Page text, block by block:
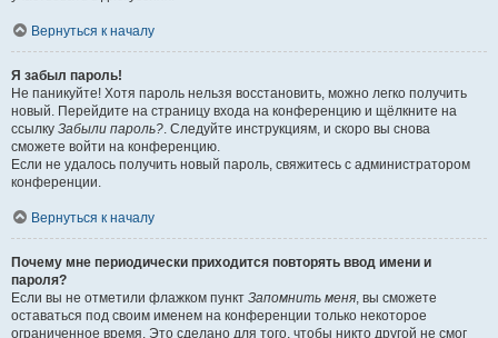
Вернуться к началу
Я забыл пароль!
Не паникуйте! Хотя пароль нельзя восстановить, можно легко получить
новый. Перейдите на страницу входа на конференцию и щёлкните на
ссылку Забыли пароль?. Следуйте инструкциям, и скоро вы снова
сможете войти на конференцию.
Если не удалось получить новый пароль, свяжитесь с администратором
конференции.
Вернуться к началу
Почему мне периодически приходится повторять ввод имени и
пароля?
Если вы не отметили флажком пункт Запомнить меня, вы сможете
оставаться под своим именем на конференции только некоторое
ограниченное время. Это сделано для того, чтобы никто другой не смог